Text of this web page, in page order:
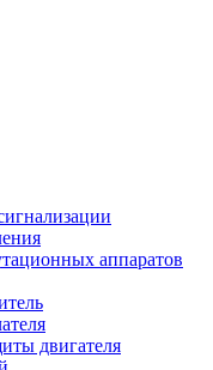
аппаратов
двигателя